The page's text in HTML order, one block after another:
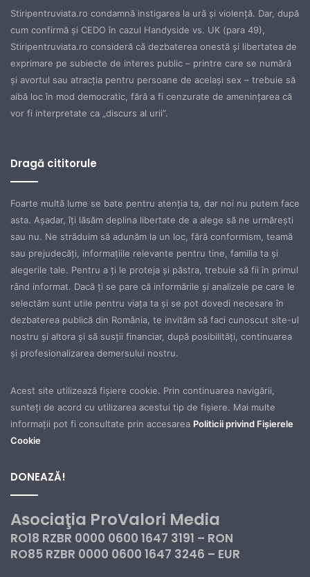
Stiripentruviata.ro condamnă instigarea la ură şi violenţă. Dar, după
cum confirmă şi CEDO în cazul Handyside vs. UK (para 49),
Stiripentruviata.ro consideră că dezbaterea onestă şi libertatea de
exprimare pe subiecte de interes public – printre care se numără
şi avortul sau atracţia pentru persoane de acelaşi sex – trebuie să
aibă loc în mod democratic, fără a fi cenzurate de ameninţarea că
vor fi interpretate ca „discurs al urii”.
Dragă cititorule
Foarte multă lume se bate pentru atenţia ta, dar noi nu putem face
asta. Aşadar, îţi lăsăm deplina libertate de a alege să ne urmăreşti
sau nu. Ne străduim să adunăm la un loc, fără conformism, teamă
sau prejudecăţi, informaţiile relevante pentru tine, familia ta şi
alegerile tale. Pentru a ţi le proteja şi păstra, trebuie să fii în primul
rând informat. Dacă ţi se pare că informările şi analizele pe care le
selectăm sunt utile pentru viaţa ta şi se pot dovedi necesare în
dezbaterea publică din România, te invităm să faci cunoscut site-ul
nostru şi altora şi să susţii financiar, după posibilităţi, continuarea
şi profesionalizarea demersului nostru.
Acest site utilizează fișiere cookie. Prin continuarea navigării,
sunteți de acord cu utilizarea acestui tip de fișiere. Mai multe
informații pot fi consultate prin accesarea Politicii privind Fișierele
Cookie
DONEAZĂ!
Asociaţia ProValori Media
RO18 RZBR 0000 0600 1647 3191 – RON
RO85 RZBR 0000 0600 1647 3246 – EUR